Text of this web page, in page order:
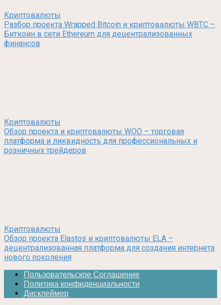
Криптовалюты
Разбор проекта Wrapped Bitcoin и криптовалюты WBTC –
Биткоин в сети Ethereum для децентрализованных
финансов
Криптовалюты
Обзор проекта и криптовалюты WOO – торговая
платформа и ликвидность для профессиональных и
розничных трейдеров
Криптовалюты
Обзор проекта Elastos и криптовалюты ELA –
децентрализованная платформа для создания интернета
нового поколения
Пользовательское Соглашение
Политика конфиденциальности
Дисклеймер